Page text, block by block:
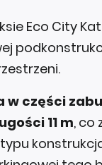
Eco City
w części
11 m, co